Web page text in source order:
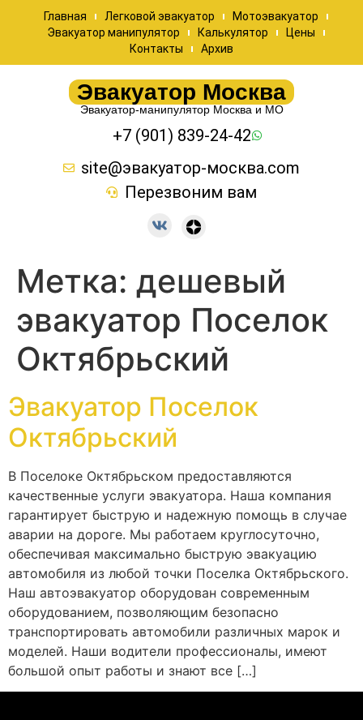
Главная Легковой эвакуатор
Мотоэвакуатор
Эвакуатор манипулятор
Калькулятор
Цены
Контакты
Архив
Эвакуатор Москва
Эвакуатор-манипулятор Москва и МО
+7 (901) 839-24-42
site@эвакуатор-москва.com
Перезвоним вам
Метка: дешевый
эвакуатор Поселок
Октябрьский
Эвакуатор Поселок
Октябрьский
В Поселоке Октябрьском предоставляются
качественные услуги эвакуатора. Наша компания
гарантирует быструю и надежную помощь в случае
аварии на дороге. Мы работаем круглосуточно,
обеспечивая максимально быструю эвакуацию
автомобиля из любой точки Поселка Октябрьского.
Наш автоэвакуатор оборудован современным
оборудованием, позволяющим безопасно
транспортировать автомобили различных марок и
моделей. Наши водители профессионалы, имеют
большой опыт работы и знают все […]